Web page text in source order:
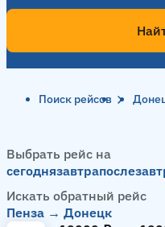
Поиск рейсов
Выбрать рейс на
сегоднязавтра
Искать обратный рейс
Пенза → Донецк